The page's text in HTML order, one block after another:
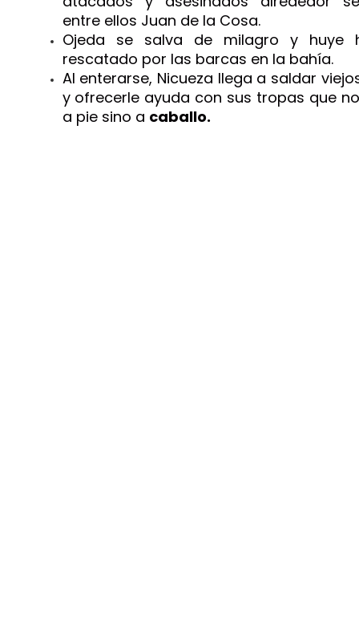
entre ellos Juan de la Cosa.
Ojeda se salva de milagro y huye
rescatado por las barcas en la bahía.
Al enterarse, Nicueza llega a saldar
y ofrecerle ayuda con sus tropas que
a pie sino a caballo.